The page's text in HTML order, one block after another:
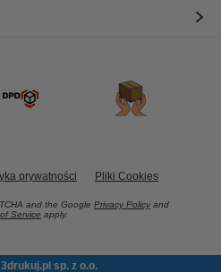
prywatności Pliki Cookies
and the Google Privacy Policy and
Service apply.
sp. z o.o.